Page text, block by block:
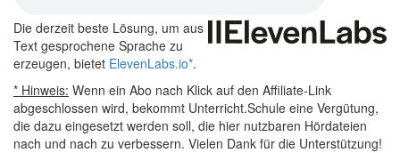
Die derzeit beste Lösung, um aus
Text gesprochene Sprache zu
erzeugen, bietet ElevenLabs.io*.
* Hinweis: Wenn ein Abo nach Klick auf den Affiliate-Link
abgeschlossen wird, bekommt Unterricht.Schule eine Vergütung,
die dazu eingesetzt werden soll, die hier nutzbaren Hördateien
nach und nach zu verbessern. Vielen Dank für die Unterstützung!